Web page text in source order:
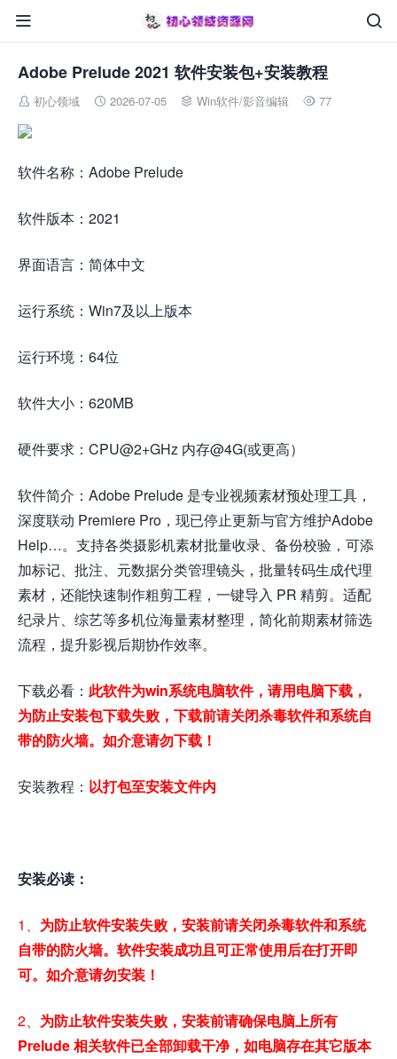


Adobe Prelude 2021 软件安装包+安装教程
 初心领域  2026-07-05  Win软件/影音编辑  77
软件名称：Adobe Prelude
软件版本：2021
界面语言：简体中文
运行系统：Win7及以上版本
运行环境：64位
软件大小：620MB
硬件要求：CPU@2+GHz 内存@4G(或更高）
软件简介：Adobe Prelude 是专业视频素材预处理工具，
深度联动 Premiere Pro，现已停止更新与官方维护Adobe
Help…。支持各类摄影机素材批量收录、备份校验，可添
加标记、批注、元数据分类管理镜头，批量转码生成代理
素材，还能快速制作粗剪工程，一键导入 PR 精剪。适配
纪录片、综艺等多机位海量素材整理，简化前期素材筛选
流程，提升影视后期协作效率。
下载必看： 此软件为win系统电脑软件，请用电脑下载，
为防止安装包下载失败，下载前请关闭杀毒软件和系统自
带的防火墙。如介意请勿下载！
安装教程： 以打包至安装文件内
安装必读：
1、 为防止软件安装失败，安装前请关闭杀毒软件和系统
自带的防火墙。软件安装成功且可正常使用后在打开即
可。如介意请勿安装！
2、 为防止软件安装失败，安装前请确保电脑上所有
Prelude 相关软件已全部卸载干净，如电脑存在其它版本